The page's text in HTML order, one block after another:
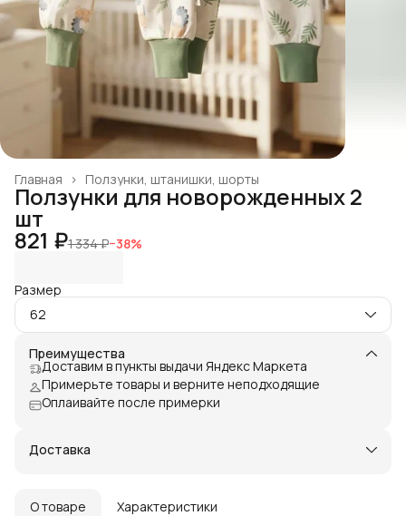
Ползунки, штанишки, шорты
Главная ›
Ползунки для новорожденных 2
шт
821 ₽1 334 ₽−38%
Размер
62
Преимущества
Доставим в пункты выдачи Яндекс Маркета
Примерьте товары и верните неподходящие
Оплаивайте после примерки
Доставка
О товаре Характеристики